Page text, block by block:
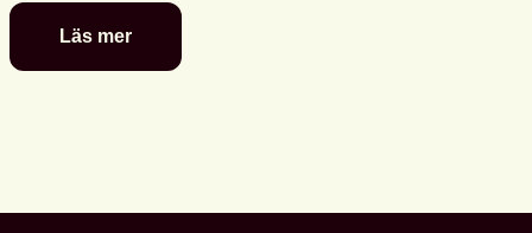
Läs mer
De
är
barn-